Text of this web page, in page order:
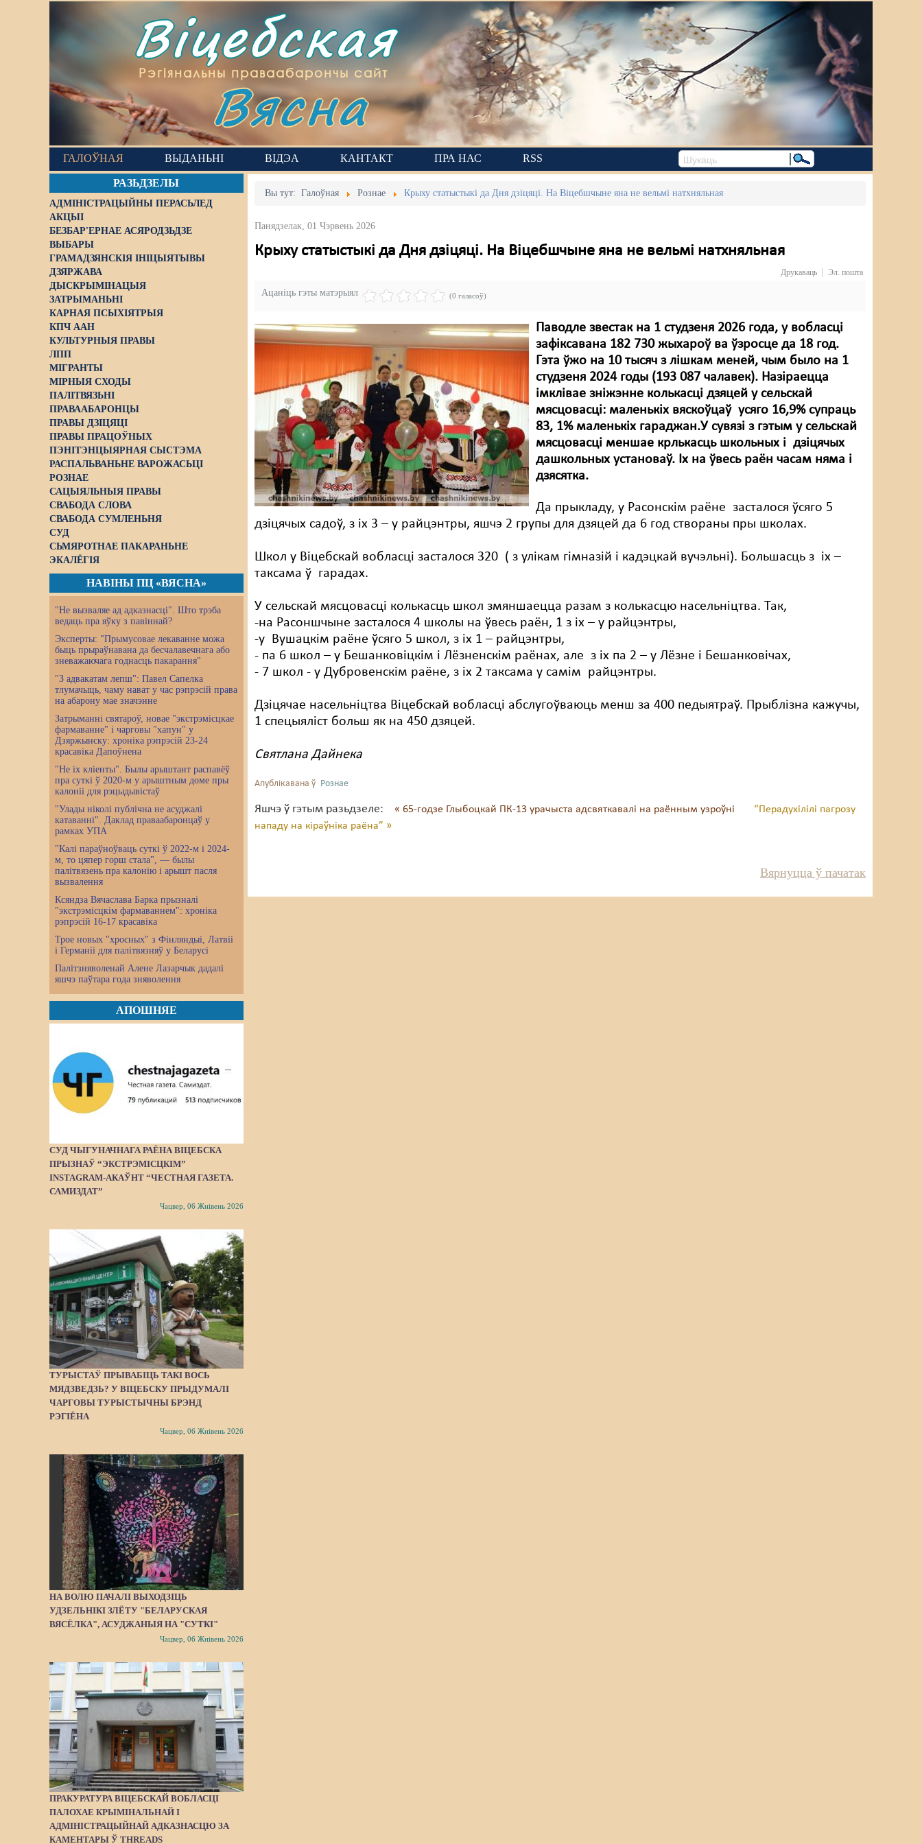
Віцебская
Рэгіянальны праваабарончы сайт
Вясна
ГАЛОЎНАЯ ВЫДАНЬНІ ВІДЭА КАНТАКТ ПРА НАС RSS
РАЗЬДЗЕЛЫ
АДМІНІСТРАЦЫЙНЫ ПЕРАСЬЛЕД
АКЦЫІ
БЕЗБАР'ЕРНАЕ АСЯРОДЗЬДЗЕ
ВЫБАРЫ
ГРАМАДЗЯНСКІЯ ІНІЦЫЯТЫВЫ
ДЗЯРЖАВА
ДЫСКРЫМІНАЦЫЯ
ЗАТРЫМАНЬНІ
КАРНАЯ ПСЫХІЯТРЫЯ
КПЧ ААН
КУЛЬТУРНЫЯ ПРАВЫ
ЛПП
МІГРАНТЫ
МІРНЫЯ СХОДЫ
ПАЛІТВЯЗЬНІ
ПРАВААБАРОНЦЫ
ПРАВЫ ДЗІЦЯЦІ
ПРАВЫ ПРАЦОЎНЫХ
ПЭНІТЭНЦЫЯРНАЯ СЫСТЭМА
РАСПАЛЬВАНЬНЕ ВАРОЖАСЬЦІ
РОЗНАЕ
САЦЫЯЛЬНЫЯ ПРАВЫ
СВАБОДА СЛОВА
СВАБОДА СУМЛЕНЬНЯ
СУД
СЬМЯРОТНАЕ ПАКАРАНЬНЕ
ЭКАЛЁГІЯ
НАВІНЫ ПЦ «ВЯСНА»
"Не вызваляе ад адказнасці". Што трэба
ведаць пра яўку з павіннай?
Эксперты: "Прымусовае лекаванне можа
быць прыраўнавана да бесчалавечнага або
зневажаючага годнасць пакарання"
"З адвакатам лепш": Павел Сапелка
тлумачыць, чаму нават у час рэпрэсій права
на абарону мае значэнне
Затрыманні святароў, новае "экстрэмісцкае
фармаванне" і чарговы "хапун" у
Дзяржынску: хроніка рэпрэсій 23-24
красавіка Дапоўнена
"Не іх кліенты". Былы арыштант распавёў
пра суткі ў 2020-м у арыштным доме пры
калоніі для рэцыдывістаў
"Улады ніколі публічна не асуджалі
катаванні". Даклад праваабаронцаў у
рамках УПА
"Калі параўноўваць суткі ў 2022-м і 2024-
м, то цяпер горш стала", — былы
палітвязень пра калонію і арышт пасля
вызвалення
Ксяндза Вячаслава Барка прызналі
"экстрэмісцкім фармаваннем": хроніка
рэпрэсій 16-17 красавіка
Трое новых "хросных" з Фінляндыі, Латвіі
і Германіі для палітвязняў у Беларусі
Палітзняволенай Алене Лазарчык дадалі
яшчэ паўтара года зняволення
АПОШНЯЕ
СУД ЧЫГУНАЧНАГА РАЁНА ВІЦЕБСКА
ПРЫЗНАЎ “ЭКСТРЭМІСЦКІМ”
INSTAGRAM-АКАЎНТ “ЧЕСТНАЯ ГАЗЕТА.
САМИЗДАТ”
Чацвер, 06 Жнівень 2026
ТУРЫСТАЎ ПРЫВАБІЦЬ ТАКІ ВОСЬ
МЯДЗВЕДЗЬ? У ВІЦЕБСКУ ПРЫДУМАЛІ
ЧАРГОВЫ ТУРЫСТЫЧНЫ БРЭНД
РЭГІЁНА
Чацвер, 06 Жнівень 2026
НА ВОЛЮ ПАЧАЛІ ВЫХОДЗІЦЬ
УДЗЕЛЬНІКІ ЗЛЁТУ "БЕЛАРУСКАЯ
ВЯСЁЛКА", АСУДЖАНЫЯ НА "СУТКІ"
Чацвер, 06 Жнівень 2026
ПРАКУРАТУРА ВІЦЕБСКАЙ ВОБЛАСЦІ
ПАЛОХАЕ КРЫМІНАЛЬНАЙ І
АДМІНІСТРАЦЫЙНАЙ АДКАЗНАСЦЮ ЗА
КАМЕНТАРЫ Ў THREADS
Вы тут:Галоўная Рознае Крыху статыстыкі да Дня дзіцяці. На Віцебшчыне яна не вельмі натхняльная
Панядзелак, 01 Чэрвень 2026
Крыху статыстыкі да Дня дзіцяці. На Віцебшчыне яна не вельмі натхняльная
Друкаваць Эл. пошта
Ацаніць гэты матэрыял (0 галасоў)
Паводле звестак на 1 студзеня 2026 года, у вобласці
зафіксавана 182 730 жыхароў ва ўзросце да 18 год.
Гэта ўжо на 10 тысяч з лішкам меней, чым было на 1
студзеня 2024 годы (193 087 чалавек). Назіраецца
імклівае зніжэнне колькасці дзяцей у сельскай
мясцовасці: маленькіх вяскоўцаў усяго 16,9% супраць
83, 1% маленькіх гараджан.У сувязі з гэтым у сельскай
мясцовасці меншае крлькасць школьных і дзіцячых
дашкольных установаў. Іх на ўвесь раён часам няма і
дзясятка.
Да прыкладу, у Расонскім раёне засталося ўсяго 5
дзіцячых садоў, з іх 3 – у райцэнтры, яшчэ 2 групы для дзяцей да 6 год створаны пры школах.
Школ у Віцебскай вобласці засталося 320 ( з улікам гімназій і кадэцкай вучэльні). Большасць з іх –
таксама ў гарадах.
У сельскай мясцовасці колькасць школ змяншаецца разам з колькасцю насельніцтва. Так,
-на Расоншчыне засталося 4 школы на ўвесь раён, 1 з іх – у райцэнтры,
-у Вушацкім раёне ўсяго 5 школ, з іх 1 – райцэнтры,
- па 6 школ – у Бешанковіцкім і Лёзненскім раёнах, але з іх па 2 – у Лёзне і Бешанковічах,
- 7 школ - у Дубровенскім раёне, з іх 2 таксама у самім райцэнтры.
Дзіцячае насельніцтва Віцебскай вобласці абслугоўваюць менш за 400 педыятраў. Прыблізна кажучы,
1 спецыяліст больш як на 450 дзяцей.
Святлана Дайнека
Апублікавана ў Рознае
Яшчэ ў гэтым разьдзеле: « 65-годзе Глыбоцкай ПК-13 урачыста адсвяткавалі на раённым узроўні
“Перадухілілі пагрозу
нападу на кіраўніка раёна” »
Вярнуцца ў пачатак